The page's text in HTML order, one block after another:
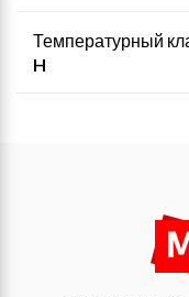
Температурный
H